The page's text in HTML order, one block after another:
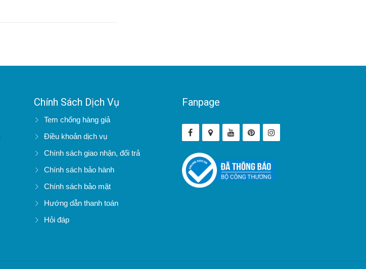
Chính Sách Dịch Vụ
Tem chống hàng giả
Điều khoản dịch vụ
Chính sách giao nhận, đổi trả
Chính sách bảo hành
Chính sách bảo mật
Hướng dẫn thanh toán
Hỏi đáp
Fanpage